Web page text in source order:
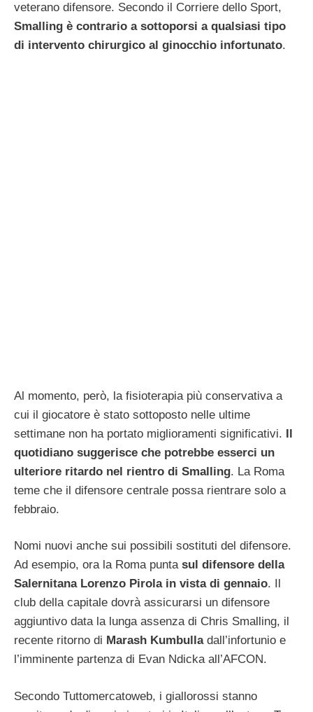
veterano difensore. Secondo il Corriere dello Sport,
Smalling è contrario a sottoporsi a qualsiasi tipo
di intervento chirurgico al ginocchio infortunato.
Al momento, però, la fisioterapia più conservativa a
cui il giocatore è stato sottoposto nelle ultime
settimane non ha portato miglioramenti significativi. Il
quotidiano suggerisce che potrebbe esserci un
ulteriore ritardo nel rientro di Smalling. La Roma
teme che il difensore centrale possa rientrare solo a
febbraio.
Nomi nuovi anche sui possibili sostituti del difensore.
Ad esempio, ora la Roma punta sul difensore della
Salernitana Lorenzo Pirola in vista di gennaio. Il
club della capitale dovrà assicurarsi un difensore
aggiuntivo data la lunga assenza di Chris Smalling, il
recente ritorno di Marash Kumbulla dall’infortunio e
l’imminente partenza di Evan Ndicka all’AFCON.
Secondo Tuttomercatoweb, i giallorossi stanno